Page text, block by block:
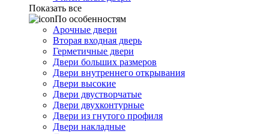
Показать все
По особенностям
Арочные двери
Вторая входная дверь
Герметичные двери
Двери больших размеров
Двери внутреннего открывания
Двери высокие
Двери двустворчатые
Двери двухконтурные
Двери из гнутого профиля
Двери накладные